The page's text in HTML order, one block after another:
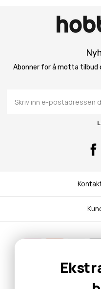
Abonner for å motta tilbud